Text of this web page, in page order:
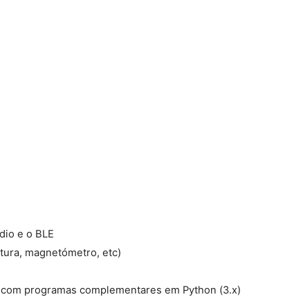
e o BLE
magnetómetro, etc)
programas complementares em Python (3.x)